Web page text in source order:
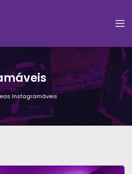
Instagramáveis